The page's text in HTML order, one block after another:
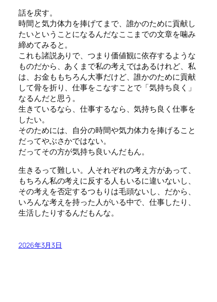
話を戻す。
時間と気力体力を捧げてまで、誰かのために貢献し
たいということになるんだなここまでの文章を噛み
締めてみると。
これも諸説ありで、つまり価値観に依存するような
ものだから、あくまで私の考えではあるけれど、私
は、お金ももちろん大事だけど、誰かのために貢献
して骨を折り、仕事をこなすことで「気持ち良く」
なるんだと思う。
生きているなら、仕事するなら、気持ち良く仕事を
したい。
そのためには、自分の時間や気力体力を捧げること
だってやぶさかではない。
だってその方が気持ち良いんだもん。
生きるって難しい。人それぞれの考え方があって、
もちろん私の考えに反する人もいるに違いないし、
その考えを否定するつもりは毛頭ないし、だから、
いろんな考えを持った人がいる中で、仕事したり、
生活したりするんだもんな。
2026年3月3日